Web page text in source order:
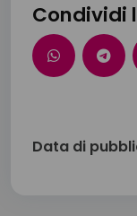
Condividi
Data di